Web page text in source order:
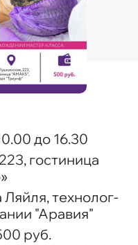
до 16.30
гостиница
Ляйля, технолог-
"Аравия"
руб.